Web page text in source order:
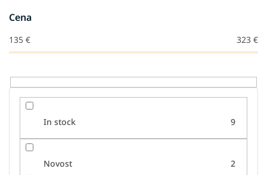
e
i
z
e
l
Cena
135 € 323 €
In stock 9
Novost 2